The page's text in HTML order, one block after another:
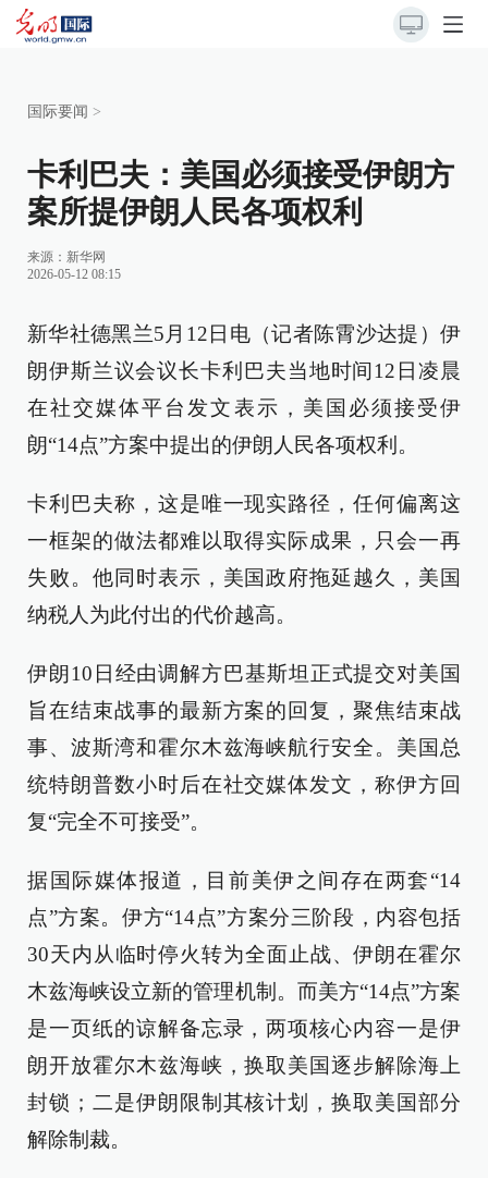
国际要闻 >
卡利巴夫：美国必须接受伊朗方
案所提伊朗人民各项权利
来源： 新华网
2026-05-12 08:15
新华社德黑兰5月12日电（记者陈霄沙达提）伊
朗伊斯兰议会议长卡利巴夫当地时间12日凌晨
在社交媒体平台发文表示，美国必须接受伊
朗“14点”方案中提出的伊朗人民各项权利。
卡利巴夫称，这是唯一现实路径，任何偏离这
一框架的做法都难以取得实际成果，只会一再
失败。他同时表示，美国政府拖延越久，美国
纳税人为此付出的代价越高。
伊朗10日经由调解方巴基斯坦正式提交对美国
旨在结束战事的最新方案的回复，聚焦结束战
事、波斯湾和霍尔木兹海峡航行安全。美国总
统特朗普数小时后在社交媒体发文，称伊方回
复“完全不可接受”。
据国际媒体报道，目前美伊之间存在两套“14
点”方案。伊方“14点”方案分三阶段，内容包括
30天内从临时停火转为全面止战、伊朗在霍尔
木兹海峡设立新的管理机制。而美方“14点”方案
是一页纸的谅解备忘录，两项核心内容一是伊
朗开放霍尔木兹海峡，换取美国逐步解除海上
封锁；二是伊朗限制其核计划，换取美国部分
解除制裁。